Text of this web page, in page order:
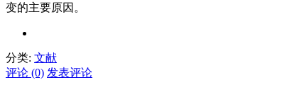
变的主要原因。
分类: 文献
评论 (0) 发表评论